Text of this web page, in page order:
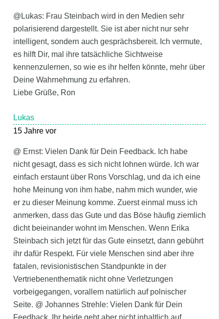
@Lukas: Frau Steinbach wird in den Medien sehr
polarisierend dargestellt. Sie ist aber nicht nur sehr
intelligent, sondern auch gesprächsbereit. Ich vermute,
es hilft Dir, mal ihre tatsächliche Sichtweise
kennenzulernen, so wie es ihr helfen könnte, mehr über
Deine Wahrnehmung zu erfahren.
Liebe Grüße, Ron
Lukas
15 Jahre vor
@ Ernst: Vielen Dank für Dein Feedback. Ich habe
nicht gesagt, dass es sich nicht lohnen würde. Ich war
einfach erstaunt über Rons Vorschlag, und da ich eine
hohe Meinung von ihm habe, nahm mich wunder, wie
er zu dieser Meinung komme. Zuerst einmal muss ich
anmerken, dass das Gute und das Böse häufig ziemlich
dicht beieinander wohnt im Menschen. Wenn Erika
Steinbach sich jetzt für das Gute einsetzt, dann gebührt
ihr dafür Respekt. Für viele Menschen sind aber ihre
fatalen, revisionistischen Standpunkte in der
Vertriebenenthematik nicht ohne Verletzungen
vorbeigegangen, vorallem natürlich auf polnischer
Seite. @ Johannes Strehle: Vielen Dank für Dein